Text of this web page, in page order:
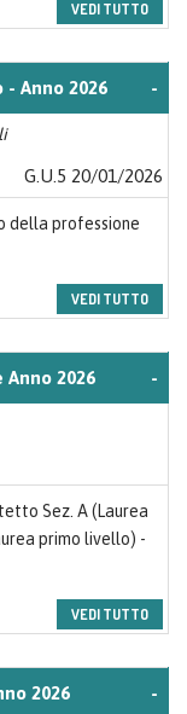
VEDI TUTTO
Anno 2026 -
G.U.5 20/01/2026
della professione
VEDI TUTTO
2026 -
Sez. A (Laurea
primo livello) -
VEDI TUTTO
2026 -